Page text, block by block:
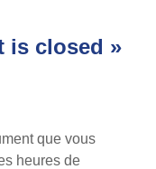
is closed »
que vous
heures de